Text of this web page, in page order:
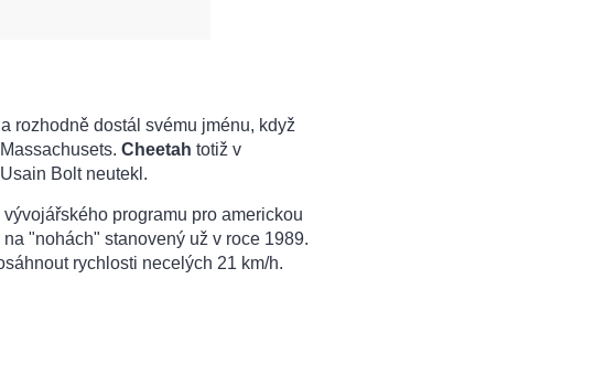
rozhodně dostál svému jménu, když
Cheetah totiž v
Bolt neutekl.
programu pro americkou
na "nohách" stanovený už v roce 1989.
rychlosti necelých 21 km/h.